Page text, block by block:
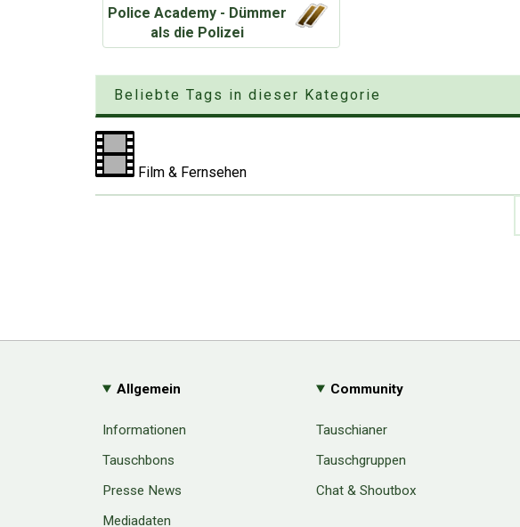
Police Academy - Dümmer
als die Polizei
Beliebte Tags in dieser Kategorie
Film & Fernsehen
Allgemein
Informationen
Tauschbons
Presse News
Mediadaten
Community
Tauschianer
Tauschgruppen
Chat & Shoutbox